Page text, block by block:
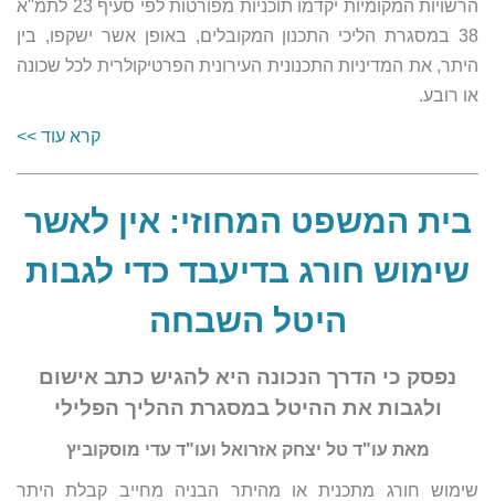
הרשויות המקומיות יקדמו תוכניות מפורטות לפי סעיף 23 לתמ"א
38 במסגרת הליכי התכנון המקובלים, באופן אשר ישקפו, בין
היתר, את המדיניות התכנונית העירונית הפרטיקולרית לכל שכונה
או רובע.
קרא עוד >>
בית המשפט המחוזי: אין לאשר
שימוש חורג בדיעבד כדי לגבות
היטל השבחה
נפסק כי הדרך הנכונה היא להגיש כתב אישום
ולגבות את ההיטל במסגרת ההליך הפלילי
מאת עו"ד טל יצחק אזרואל ועו"ד עדי מוסקוביץ
שימוש חורג מתכנית או מהיתר הבניה מחייב קבלת היתר